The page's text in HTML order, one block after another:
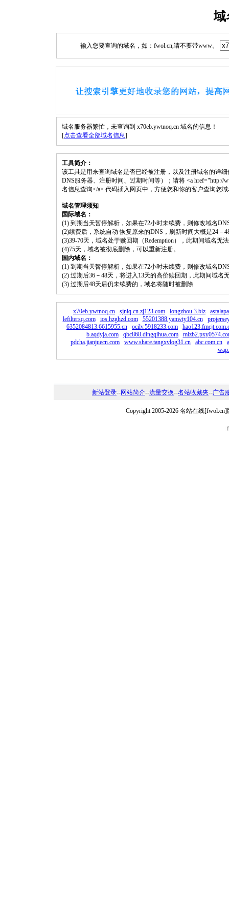
域
输入您要查询的域名，如：fwol.cn,请不要带www。
域名服务器繁忙，未查询到 x70eb.ywtnoq.cn 域名的信息！
[点击查看全部域名信息]
工具简介：
该工具是用来查询域名是否已经被注册，以及注册域名的详
DNS服务器、注册时间、过期时间等）；请将 <a href="http://
名信息查询</a> 代码插入网页中，方便您和你的客户查询您
域名管理须知
国际域名：
(1) 到期当天暂停解析，如果在72小时未续费，则修改域名
(2)续费后，系统自动 恢复原来的DNS，刷新时间大概是24－
(3)39-70天，域名处于赎回期（Redemption），此期间域名无
(4)75天，域名被彻底删除，可以重新注册。
国内域名：
(1) 到期当天暂停解析，如果在72小时未续费，则修改域名
(2) 过期后36－48天，将进入13天的高价赎回期，此期间域名
(3) 过期后48天后仍未续费的，域名将随时被删除
x70eb.ywtnoq.cn sjniq.cn.zj123.com longzhou.3.biz
lefiltersq.com
ios.hzghzd.com 55201388.yanwty104.cn
6352084813.6615955.cn
ocilv.5918233.com
b.aqdyja.com
qbc868.dingqihua.com
pdcha.jianjuecn.com
www.share.tangxvlog31.cn abc.com.cn
新站登录--网站简介--流量交换--名站收藏夹--广告
Copyright 2005-2026 名站在线